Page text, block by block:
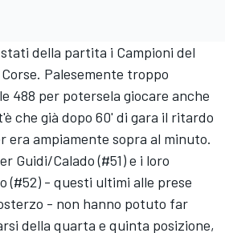
della partita i Campioni del
Palesemente troppo
488 per potersela giocare anche
che già dopo 60' di gara il ritardo
era ampiamente sopra al minuto.
Guidi/Calado (#51) e i loro
(#52) - questi ultimi alle prese
- non hanno potuto far
della quarta e quinta posizione,